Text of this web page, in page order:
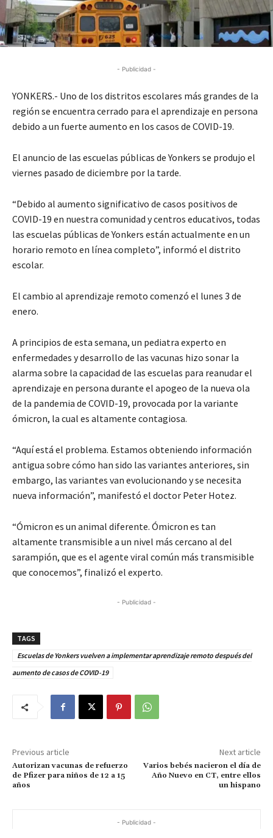
- Publicidad -
YONKERS.- Uno de los distritos escolares más grandes de la
región se encuentra cerrado para el aprendizaje en persona
debido a un fuerte aumento en los casos de COVID-19.
El anuncio de las escuelas públicas de Yonkers se produjo el
viernes pasado de diciembre por la tarde.
“Debido al aumento significativo de casos positivos de
COVID-19 en nuestra comunidad y centros educativos, todas
las escuelas públicas de Yonkers están actualmente en un
horario remoto en línea completo”, informó el distrito
escolar.
El cambio al aprendizaje remoto comenzó el lunes 3 de
enero.
A principios de esta semana, un pediatra experto en
enfermedades y desarrollo de las vacunas hizo sonar la
alarma sobre la capacidad de las escuelas para reanudar el
aprendizaje en persona durante el apogeo de la nueva ola
de la pandemia de COVID-19, provocada por la variante
ómicron, la cual es altamente contagiosa.
“Aquí está el problema. Estamos obteniendo información
antigua sobre cómo han sido las variantes anteriores, sin
embargo, las variantes van evolucionando y se necesita
nueva información”, manifestó el doctor Peter Hotez.
“Ómicron es un animal diferente. Ómicron es tan
altamente transmisible a un nivel más cercano al del
sarampión, que es el agente viral común más transmisible
que conocemos”, finalizó el experto.
- Publicidad -
TAGS
Escuelas de Yonkers vuelven a implementar aprendizaje remoto después del
aumento de casos de COVID-19
Previous article
Autorizan vacunas de refuerzo
de Pfizer para niños de 12 a 15
años
Next article
Varios bebés nacieron el día de
Año Nuevo en CT, entre ellos
un hispano
- Publicidad -